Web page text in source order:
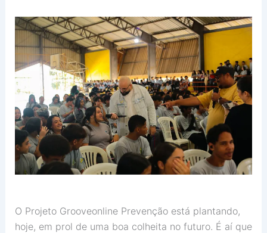
O Projeto Grooveonline Prevenção está plantando,
hoje, em prol de uma boa colheita no futuro. É aí que